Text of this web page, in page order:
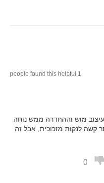
1 people found this helpful
מוש וההחדרה ממש נוחה
קשה לנקות מזכוכית, אבל זה
0